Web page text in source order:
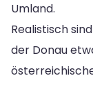
Umland.
Realistisch
der Donau